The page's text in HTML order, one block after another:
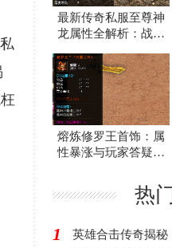
最新传奇私服至尊神
龙属性全解析：战士
熔炼修罗王首饰：属
性暴涨与玩家答疑终
热
1
英雄合击传奇揭秘